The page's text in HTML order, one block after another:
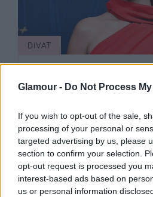
Glamour - Do Not Process
If you wish to opt-out of the sale,
processing of your personal or
targeted advertising by us, please
section to confirm your selection.
opt-out request is processed you
interest-based ads based on
us or personal information
DIVAT
szőnyegéről, amitől